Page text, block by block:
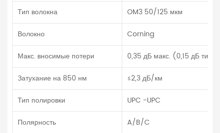
Тип волокна
OM3 50/125 мкм
Волокно
Corning
Макс. вносимые потери
0,35 дБ макс. (0,15 дБ тип.)
Затухание на 850 нм
≤2,3 дБ/км
Тип полировки
UPC -UPC
Полярность
A/B/C